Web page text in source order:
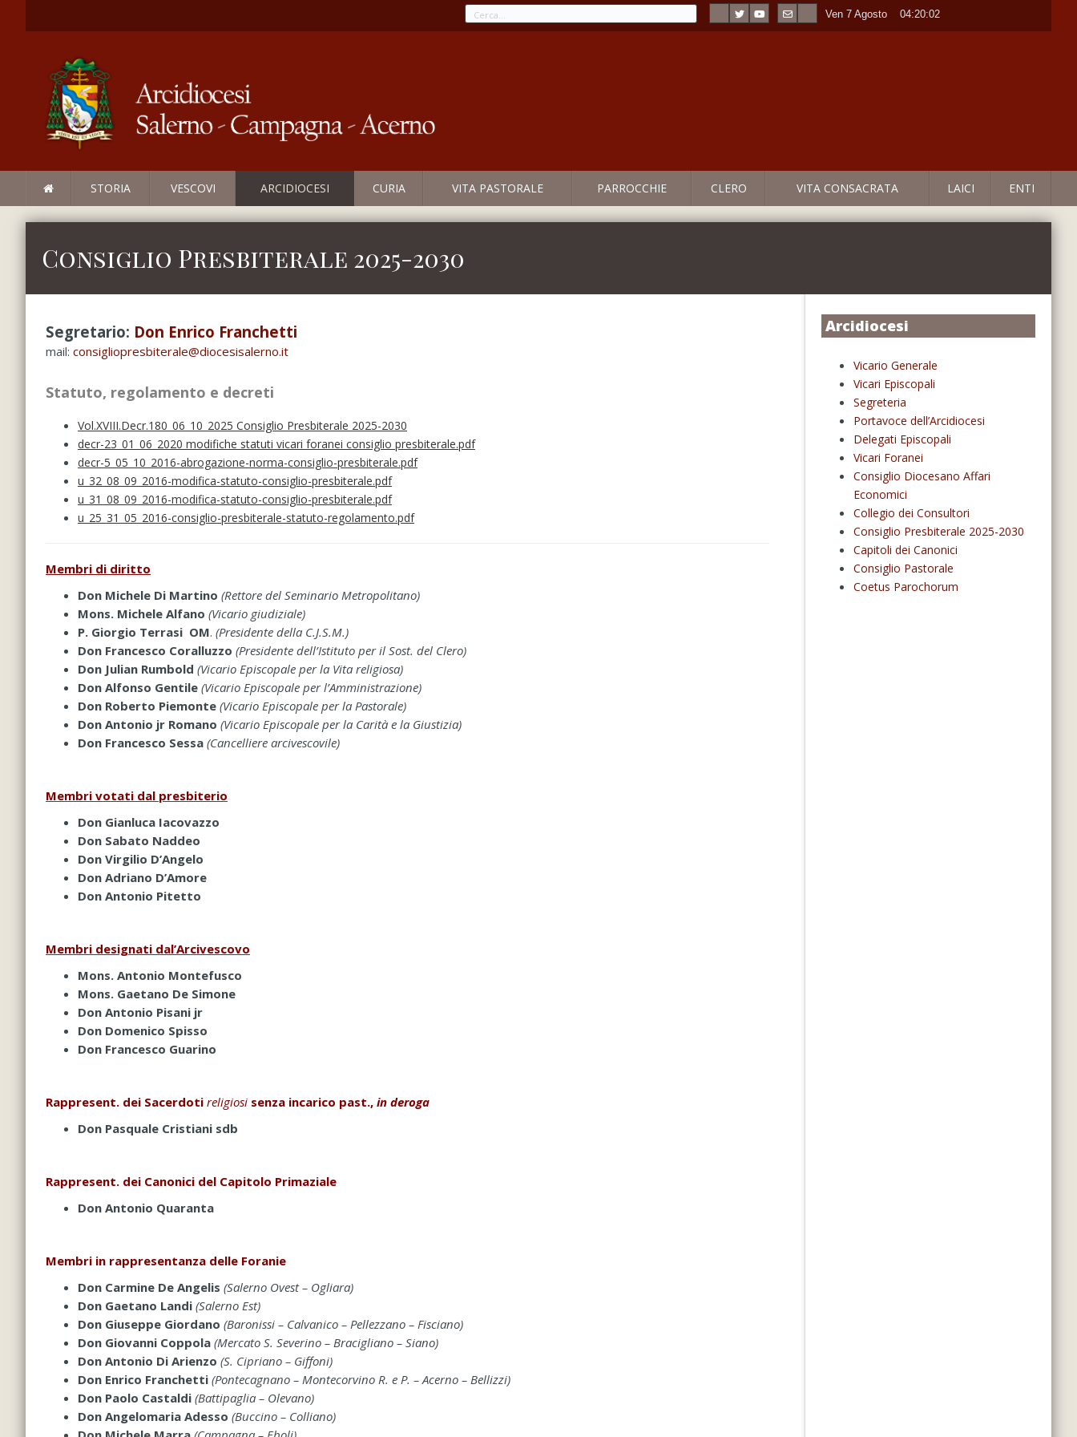
Ven 7 Agosto ----04:20:03
STORIA VESCOVI ARCIDIOCESI CURIA VITA PASTORALE PARROCCHIE CLERO VITA CONSACRATA LAICI ENTI
Consiglio Presbiterale 2025-2030
Segretario: Don Enrico Franchetti
mail: consigliopresbiterale@diocesisalerno.it
Statuto, regolamento e decreti
Vol.XVIII.Decr.180_06_10_2025 Consiglio Presbiterale 2025-2030
decr-23_01_06_2020 modifiche statuti vicari foranei consiglio presbiterale.pdf
decr-5_05_10_2016-abrogazione-norma-consiglio-presbiterale.pdf
u_32_08_09_2016-modifica-statuto-consiglio-presbiterale.pdf
u_31_08_09_2016-modifica-statuto-consiglio-presbiterale.pdf
u_25_31_05_2016-consiglio-presbiterale-statuto-regolamento.pdf
Membri di diritto
Don Michele Di Martino (Rettore del Seminario Metropolitano)
Mons. Michele Alfano (Vicario giudiziale)
P. Giorgio Terrasi OM. (Presidente della C.J.S.M.)
Don Francesco Coralluzzo (Presidente dell’Istituto per il Sost. del Clero)
Don Julian Rumbold (Vicario Episcopale per la Vita religiosa)
Don Alfonso Gentile (Vicario Episcopale per l’Amministrazione)
Don Roberto Piemonte (Vicario Episcopale per la Pastorale)
Don Antonio jr Romano (Vicario Episcopale per la Carità e la Giustizia)
Don Francesco Sessa (Cancelliere arcivescovile)
Membri votati dal presbiterio
Don Gianluca Iacovazzo
Don Sabato Naddeo
Don Virgilio D’Angelo
Don Adriano D’Amore
Don Antonio Pitetto
Membri designati dal’Arcivescovo
Mons. Antonio Montefusco
Mons. Gaetano De Simone
Don Antonio Pisani jr
Don Domenico Spisso
Don Francesco Guarino
Rappresent. dei Sacerdoti religiosi senza incarico past., in deroga
Don Pasquale Cristiani sdb
Rappresent. dei Canonici del Capitolo Primaziale
Don Antonio Quaranta
Membri in rappresentanza delle Foranie
Don Carmine De Angelis (Salerno Ovest – Ogliara)
Don Gaetano Landi (Salerno Est)
Don Giuseppe Giordano (Baronissi – Calvanico – Pellezzano – Fisciano)
Don Giovanni Coppola (Mercato S. Severino – Bracigliano – Siano)
Don Antonio Di Arienzo (S. Cipriano – Giffoni)
Don Enrico Franchetti (Pontecagnano – Montecorvino R. e P. – Acerno – Bellizzi)
Don Paolo Castaldi (Battipaglia – Olevano)
Don Angelomaria Adesso (Buccino – Colliano)
Arcidiocesi
Vicario Generale
Vicari Episcopali
Segreteria
Portavoce dell’Arcidiocesi
Delegati Episcopali
Vicari Foranei
Consiglio Diocesano Affari
Economici
Collegio dei Consultori
Consiglio Presbiterale 2025-2030
Capitoli dei Canonici
Consiglio Pastorale
Coetus Parochorum